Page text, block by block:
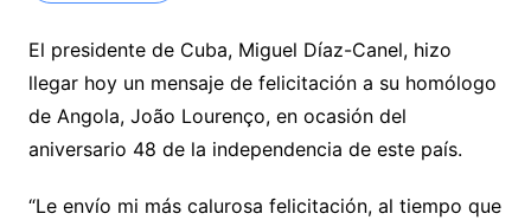
El presidente de Cuba, Miguel Díaz-Canel, hizo
llegar hoy un mensaje de felicitación a su homólogo
de Angola, João Lourenço, en ocasión del
aniversario 48 de la independencia de este país.
“Le envío mi más calurosa felicitación, al tiempo que